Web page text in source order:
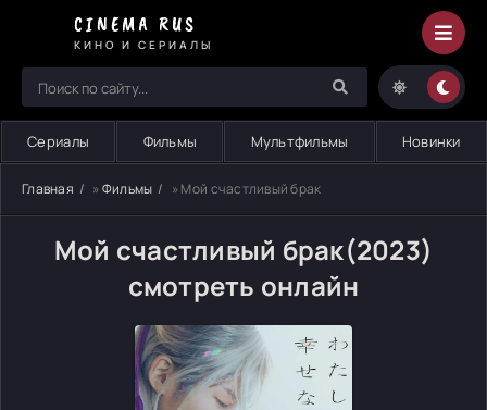
CINEMA RUS
КИНО И СЕРИАЛЫ
Сериалы Фильмы Мультфильмы Новинки
Главная » Фильмы » Мой счастливый брак
Мой счастливый брак(2023)
смотреть онлайн